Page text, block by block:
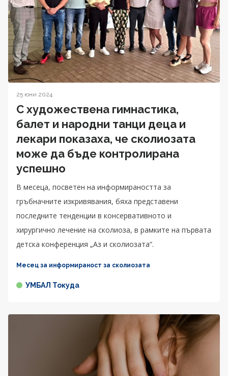
25 юни 2024
С художествена гимнастика,
балет и народни танци деца и
лекари показаха, че сколиозата
може да бъде контролирана
успешно
В месеца, посветен на информираността за
гръбначните изкривявания, бяха представени
последните тенденции в консервативното и
хирургично лечение на сколиоза, в рамките на първата
детска конференция „Аз и сколиозата“.
Месец за информираност за сколиозата
УМБАЛ Токуда